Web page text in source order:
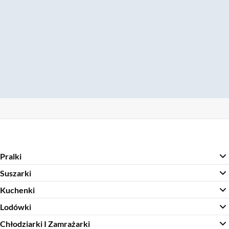
Pralki
Suszarki
Kuchenki
Lodówki
Chłodziarki I Zamrażarki